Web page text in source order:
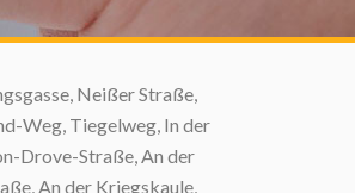
Friedrich-Bessel-Straße, Tannenweg, Grevenbroicher Straße, Meißener Straße, Pfarrer-Keuter-Straße, Narzissenweg, Am Zehnthof, Königsberger Straße, Pankratiusstraße, Krefelder Straße, Am Fuchsberg, Am Lindenberg, Goethestraße, Heerstraße, Ohmstraße, Kölner Hohlweg, Elsterweg, Wiebachhof, Nordring, Südweststraße, Lessingstraße, Nikolaus-Adams-Straße, Lisztstraße, Stahlerweg, Lothringer Ring, Adlerweg, An der Brennerei, An der Weide, Pirolweg, Komödchenstraße, Am Rosengarten, Jennerstraße, Riedweg, Friedrich-Ebert-Straße, Frau-Holle-Weg, Laacher Straße, Heideweg, Am Schultsgarten, Rudolf-Harbig-Straße, Dansweilerstraße, Steinkauzweg, In den Benden, Zievericher Mühle, Oswaldstraße, Ahestraße, Birkhahnstraße, Palmenweg, Rapunzelweg, Ulmenring, Freiheitsstraße, Schloßweg, Bergstraße, Wiesenstraße, Löhrgasse, Geranienweg, Willy-Schlegelmilch-Straße, Am Haselbusch, Auf dem Driesch, In der Spitze, Kreuzstraße, Werkstraße, Unterfeldstraße, Ohlesweg, Bachstelzenweg, Hans-im-Glück-Straße, Stieglitzweg, Arratosstraße, Kurt-Schumacher-Straße, Kastanienallee, Rotdornweg, Waldkauzweg, Dürbaumstraße, Stamsweg, Ligusterstraße, Am Ehrenmal, Im Sommerhausfeld, Peter-Otten-Straße, Händelstraße, Heinrich-Hertz-Straße, Posener Straße, Karthäuserstraße, Weiherstraße, Brückenstraße, Espenweg, Krokusweg, Starenweg, Gimpelweg, Sandberg, Kleiner-Muck-Weg, Andersenstraße, Dachsweg, Birkenweg, Sankt-Pankratius-Weg, Wehrstraße, An der Erfttalstraße, Büsdorfer Straße, Edelweißweg, Kaspar-Fünders-Straße, Am Kapellenkreuz, Schlungweg, Kiebitzweg, Schnepfenweg, Dresdener Straße, Bonnstraße, Lilienweg, Zum Frenser Feld, Am Berg, Irisweg, Zievericher Straße, Am Steinweg, Voltastraße, Gotenstraße, Lerchenberg, Franz-Esser-Straße, Max-Born-Straße, Fliederweg, Friedensstraße, Ludwig-Erhard-Straße, Brunhildenstraße, Triftstraße, An der Erft, Am Schwarzwasser, Keltenstraße, Garsdorfer Straße, Leipziger Straße, Dahlienweg, Am Vogelwäldchen, Am Alten Maar, Potsdamer Straße, Von-Roon-Straße, Aralienweg, Bergmannstraße, Sanddornweg, Am Jobberath, Kaulens-Weide, Obere Loh, Seerosenweg, Am Mühlenteich, Im Klein